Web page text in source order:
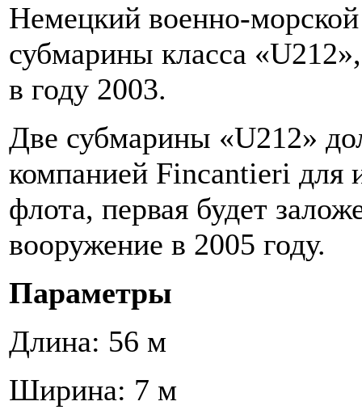
Немецкий военно-
субмарины класса
в году 2003.
Две субмарины «U212»
компанией Fincantieri для
флота, первая будет
вооружение в 2005 году.
Параметры
Длина: 56 м
Ширина: 7 м